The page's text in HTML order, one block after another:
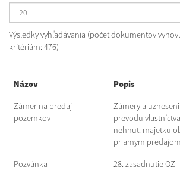
Výsledky vyhľadávania (počet dokumentov
kritériám: 476)
Názov
Popis
Zámer na predaj
pozemkov
Zámery a
prevodu vlastníctva
nehnut. majetku
priamym predajom
Pozvánka 28. zasadnutie OZ